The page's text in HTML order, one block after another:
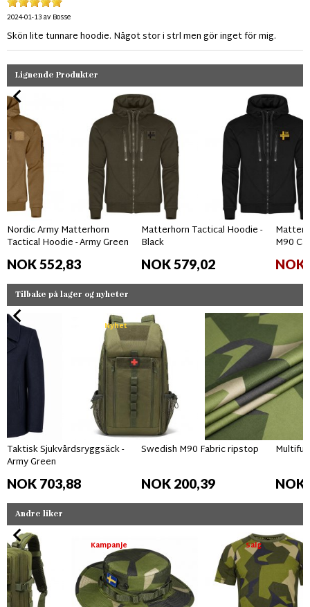
2024-01-13av Bosse
Skön lite tunnare hoodie. Något stor i strl men gör inget för mig.
Lignende Produkter
Nordic Army Matterhorn
Tactical Hoodie - Army Green
NOK 552,83
Matterhorn Tactical Hoodie -
Black
NOK 579,02
M90
NOK
Tilbake på lager og nyheter
Nyhet
Taktisk Sjukvårdsryggsäck -
Army Green
NOK 703,88
Swedish M90 Fabric ripstop
NOK 200,39 NOK
Andre liker
Kampanje Salg